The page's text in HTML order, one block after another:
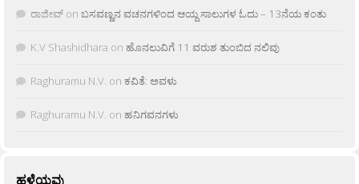
ರಾಜೀವ್ on ಬಸವಣ್ಣನ ವಚನಗಳಿಂದ ಆಯ್ದ ಸಾಲುಗಳ ಓದು – 13ನೆಯ ಕಂತು
K.V Shashidhara on ಹೊನಲುವಿಗೆ 11 ವರುಶ ತುಂಬಿದ ನಲಿವು
Raghuramu N.V. on ಕವಿತೆ: ಅವಳು
Raghuramu N.V. on ಹನಿಗವನಗಳು
ಹಳೆಯವು